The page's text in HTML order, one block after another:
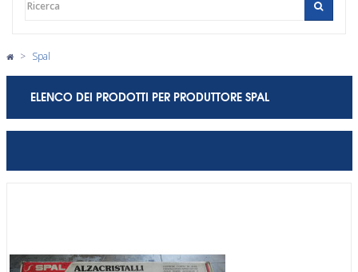
> Spal
ELENCO DEI PRODOTTI PER PRODUTTORE SPAL